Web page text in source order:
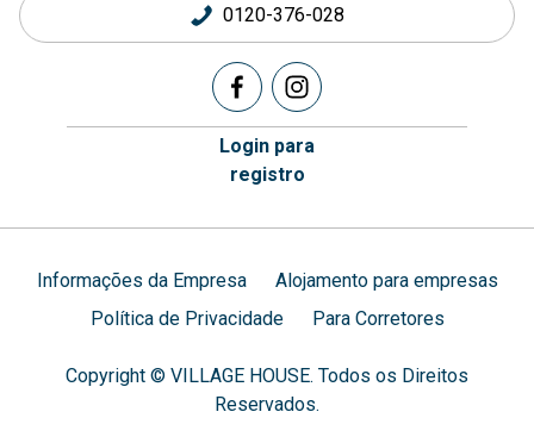
0120-376-028
Login para
registro
Informações da Empresa
Alojamento para empresas
Política de Privacidade
Para Corretores
Copyright © VILLAGE HOUSE. Todos os Direitos
Reservados.